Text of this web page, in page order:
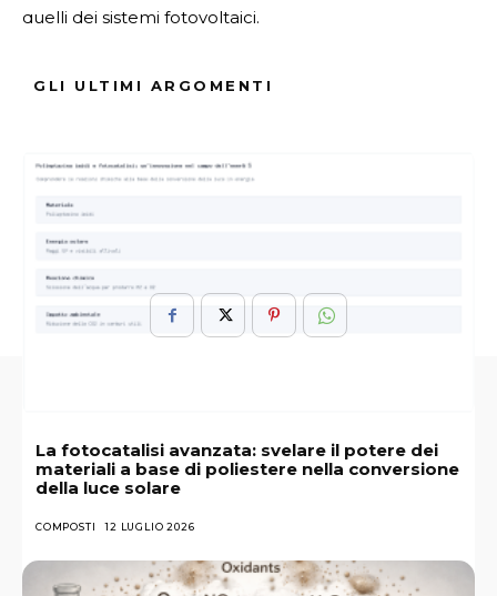
quelli dei sistemi fotovoltaici.
Fonte Verificata
ARGOMENTI :
Materiali Dielettrici
GLI ULTIMI ARGOMENTI
La fotocatalisi avanzata: svelare il potere dei
materiali a base di poliestere nella conversione
della luce solare
COMPOSTI 12 LUGLIO 2026